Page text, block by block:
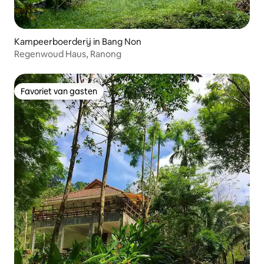
Kampeerboerderij in Bang Non
Regenwoud Haus, Ranong
Favoriet van gasten
Favoriet van gasten